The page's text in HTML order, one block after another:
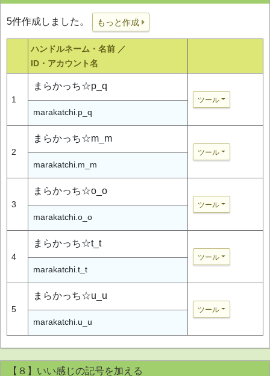
5件作成しました。 もっと作成
ハンドルネーム・名前 ／
ID・アカウント名
1
まらかっち☆p_q
ツール
marakatchi.p_q
2
まらかっち☆m_m
ツール
marakatchi.m_m
3
まらかっち☆o_o
ツール
marakatchi.o_o
4
まらかっち☆t_t
ツール
marakatchi.t_t
5
まらかっち☆u_u
ツール
marakatchi.u_u
【８】いい感じの記号を加える